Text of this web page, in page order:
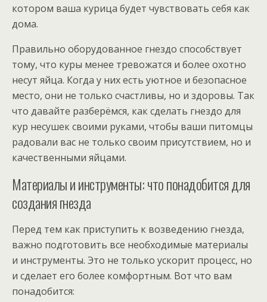
котором ваша курица будет чувствовать себя как
дома.
Правильно оборудованное гнездо способствует
тому, что куры менее тревожатся и более охотно
несут яйца. Когда у них есть уютное и безопасное
место, они не только счастливы, но и здоровы. Так
что давайте разберёмся, как сделать гнездо для
кур несушек своими руками, чтобы ваши питомцы
радовали вас не только своим присутствием, но и
качественными яйцами.
Материалы и инструменты: что понадобится для
создания гнезда
Перед тем как приступить к возведению гнезда,
важно подготовить все необходимые материалы
и инструменты. Это не только ускорит процесс, но
и сделает его более комфортным. Вот что вам
понадобится: